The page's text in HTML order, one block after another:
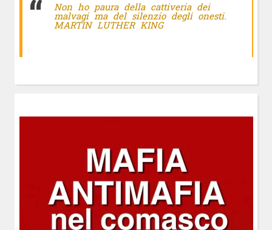
Non ho paura della cattiveria dei
malvagi ma del silenzio degli onesti.
MARTIN LUTHER KING